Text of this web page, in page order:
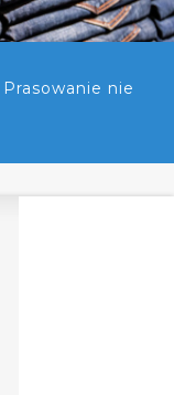
Prasowanie nie